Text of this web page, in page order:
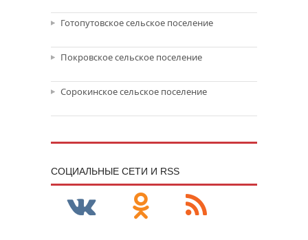
Готопутовское сельское поселение
Покровское сельское поселение
Сорокинское сельское поселение
CОЦИАЛЬНЫЕ СЕТИ И RSS